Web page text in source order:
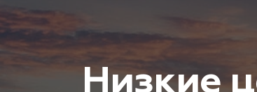
Низкие